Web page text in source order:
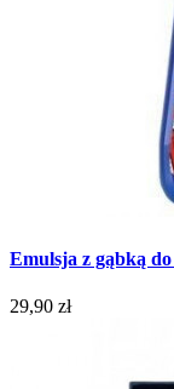
Emulsja z gąbką
29,90 zł